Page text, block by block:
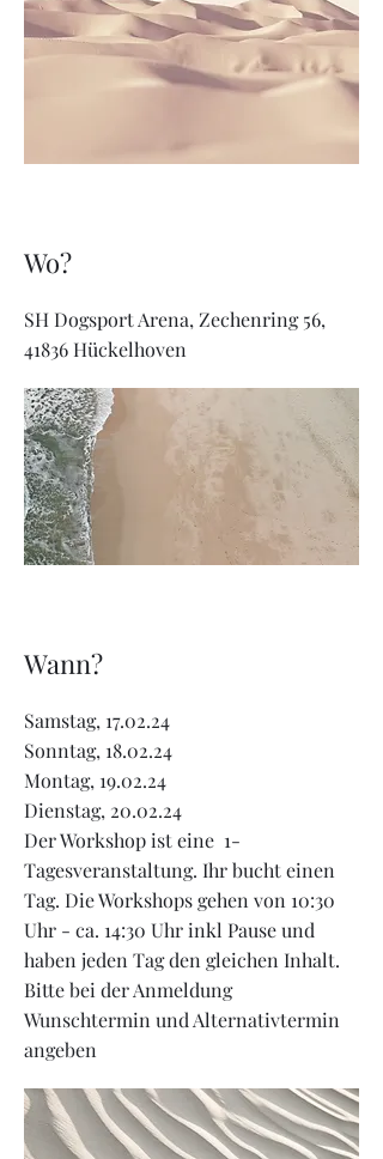
Wo?
SH Dogsport Arena, Zechenring 56,
41836 Hückelhoven
Wann?
Samstag, 17.02.24
Sonntag, 18.02.24
Montag, 19.02.24
Dienstag, 20.02.24
Der Workshop ist eine 1-
Tagesveranstaltung. Ihr bucht einen
Tag. Die Workshops gehen von 10:30
Uhr - ca. 14:30 Uhr inkl Pause und
haben jeden Tag den gleichen Inhalt.
Bitte bei der Anmeldung
Wunschtermin und Alternativtermin
angeben